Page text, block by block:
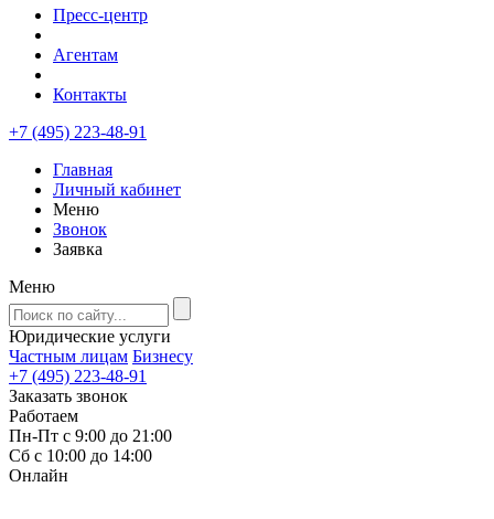
Пресс-центр
Агентам
Контакты
+7 (495) 223-48-91
Главная
Личный кабинет
Меню
Звонок
Заявка
Меню
Юридические услуги
Частным лицам Бизнесу
+7 (495) 223-48-91
Заказать звонок
Работаем
Пн-Пт с 9:00 до 21:00
Сб с 10:00 до 14:00
Онлайн